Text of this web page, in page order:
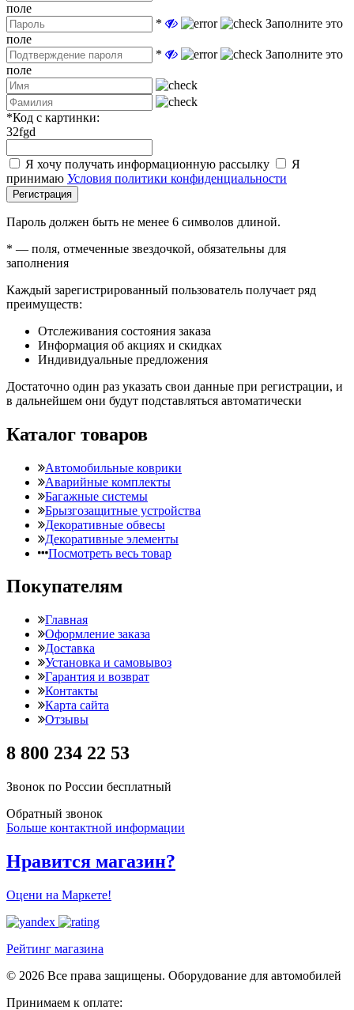
поле
*
Заполните это
поле
*
Заполните это
поле
*Код с картинки:
32fgd
Я хочу получать информационную рассылку
Я
принимаю Условия политики конфиденциальности
Регистрация
Пароль должен быть не менее 6 символов длиной.
* — поля, отмеченные звездочкой, обязательны для
заполнения
Каждый зарегистрированный пользователь получает ряд
преимуществ:
Отслеживания состояния заказа
Информация об акциях и скидках
Индивидуальные предложения
Достаточно один раз указать свои данные при регистрации, и
в дальнейшем они будут подставляться автоматически
Каталог товаров
Автомобильные коврики
Аварийные комплекты
Багажные системы
Брызгозащитные устройства
Декоративные обвесы
Декоративные элементы
Посмотреть весь товар
Покупателям
Главная
Оформление заказа
Доставка
Установка и самовывоз
Гарантия и возврат
Контакты
Карта сайта
Отзывы
8 800 234 22 53
Звонок по России бесплатный
Обратный звонок
Больше контактной информации
Нравится магазин?
Оцени на Маркете!
Рейтинг магазина
© 2026 Все права защищены. Оборудование для автомобилей
Принимаем к оплате: